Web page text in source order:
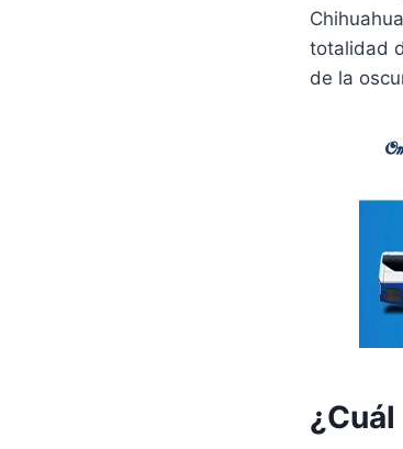
totalidad
de la